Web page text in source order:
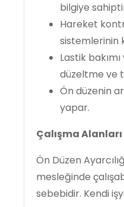
bilgiye
Hareket
sistemlerinin
Lastik
düzeltme ve
Ön düzenin
yapar.
Çalışma
Ön Düzen
mesleğinde
sebebidir. Kendi